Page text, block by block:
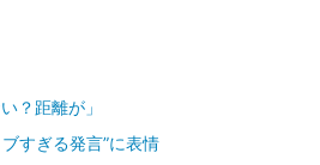
？距離が」
すぎる発言”に表情